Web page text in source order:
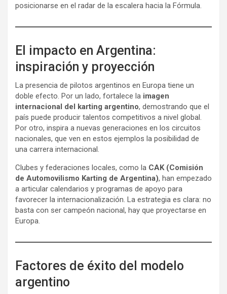
posicionarse en el radar de la escalera hacia la Fórmula.
El impacto en Argentina:
inspiración y proyección
La presencia de pilotos argentinos en Europa tiene un
doble efecto. Por un lado, fortalece la imagen
internacional del karting argentino, demostrando que el
país puede producir talentos competitivos a nivel global.
Por otro, inspira a nuevas generaciones en los circuitos
nacionales, que ven en estos ejemplos la posibilidad de
una carrera internacional.
Clubes y federaciones locales, como la CAK (Comisión
de Automovilismo Karting de Argentina), han empezado
a articular calendarios y programas de apoyo para
favorecer la internacionalización. La estrategia es clara: no
basta con ser campeón nacional, hay que proyectarse en
Europa.
Factores de éxito del modelo
argentino